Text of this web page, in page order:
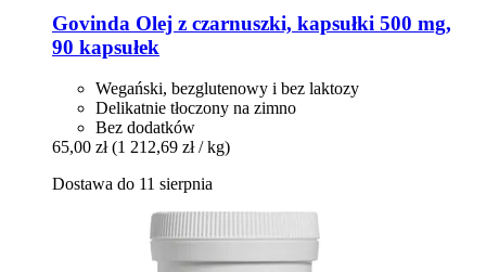
Govinda Olej z czarnuszki, kapsułki 500 mg,
90 kapsułek
Wegański, bezglutenowy i bez laktozy
Delikatnie tłoczony na zimno
Bez dodatków
65,00 zł (1 212,69 zł / kg)
Dostawa do 11 sierpnia